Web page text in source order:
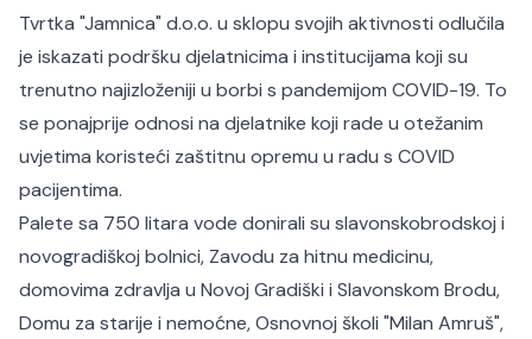
Tvrtka "Jamnica" d.o.o. u sklopu svojih aktivnosti odlučila
je iskazati podršku djelatnicima i institucijama koji su
trenutno najizloženiji u borbi s pandemijom COVID-19. To
se ponajprije odnosi na djelatnike koji rade u otežanim
uvjetima koristeći zaštitnu opremu u radu s COVID
pacijentima.
Palete sa 750 litara vode donirali su slavonskobrodskoj i
novogradiškoj bolnici, Zavodu za hitnu medicinu,
domovima zdravlja u Novoj Gradiški i Slavonskom Brodu,
Domu za starije i nemoćne, Osnovnoj školi "Milan Amruš",